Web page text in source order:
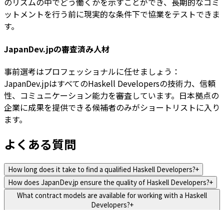
ットメントを行う前に現実的な条件下で協業をテストできま
す。
JapanDev.jpの審査済み人材
事前選考はプロフェッショナルに任せましょう：
JapanDev.jpはすべてのHaskell Developersの技術力、信頼
性、コミュニケーション能力を審査しています。日本拠点の
企業に成果を提供できる候補者のみがショートリストに入り
ます。
よくある質問
How long does it take to find a qualified Haskell Developers?+
How does JapanDev.jp ensure the quality of Haskell Developers?+
What contract models are available for working with a Haskell
Developers?+